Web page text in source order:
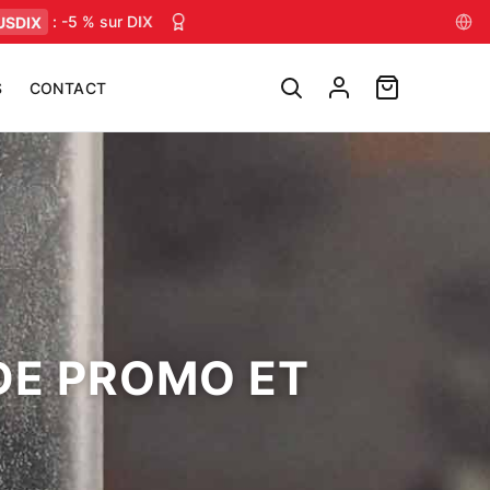
: -5 % sur DIX Conseils muscu, nutrition & mental — chaque
CONTACT
PROMO ET